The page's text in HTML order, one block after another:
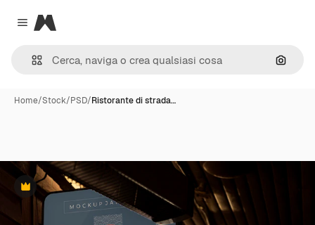
Close menu
Magnific
Cerca
Home/Stock/PSD/Ristorante di strada…
Premium